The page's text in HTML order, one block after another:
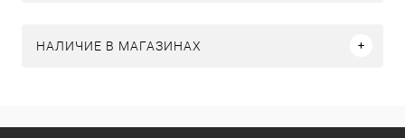
НАЛИЧИЕ В МАГАЗИНАХ